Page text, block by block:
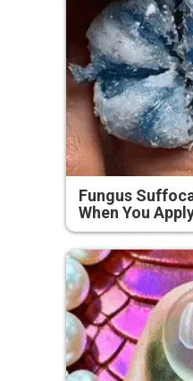
Fungus
When You